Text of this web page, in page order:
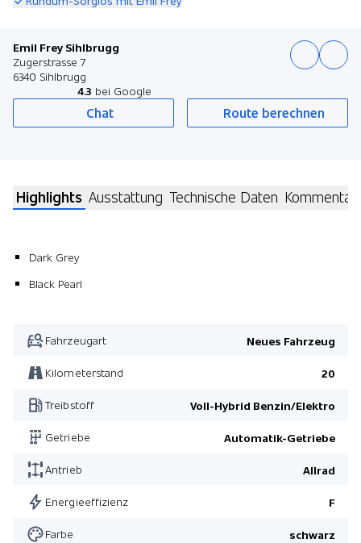
Emil Frey Sihlbrugg
Zugerstrasse 7
6340 Sihlbrugg
4.3 bei Google
Chat Route berechnen
Highlights Ausstattung Technische Daten Kommentar
Dark Grey
Black Pearl
Fahrzeugart Neues Fahrzeug
Kilometerstand 20
Treibstoff Voll-Hybrid Benzin/Elektro
Getriebe Automatik-Getriebe
Antrieb Allrad
Energieeffizienz F
Farbe schwarz